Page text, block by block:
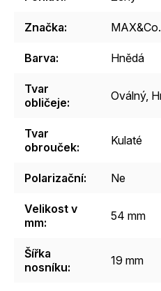
Značka: MAX&Co.
Barva: Hnědá
Tvar
obličeje: Oválný,
Tvar
obrouček: Kulaté
Polarizační: Ne
Velikost v
mm: 54 mm
Šířka
nosníku: 19 mm